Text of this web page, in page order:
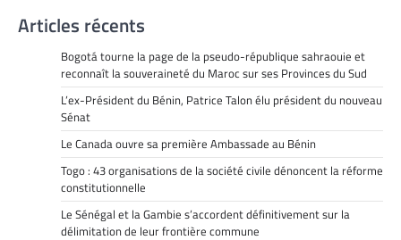
Articles récents
Bogotá tourne la page de la pseudo-république sahraouie et
reconnaît la souveraineté du Maroc sur ses Provinces du Sud
L’ex-Président du Bénin, Patrice Talon élu président du nouveau
Sénat
Le Canada ouvre sa première Ambassade au Bénin
Togo : 43 organisations de la société civile dénoncent la réforme
constitutionnelle
Le Sénégal et la Gambie s’accordent définitivement sur la
délimitation de leur frontière commune